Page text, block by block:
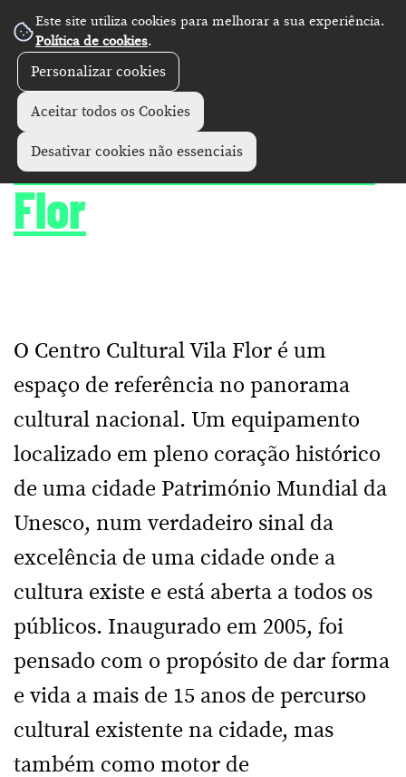
Este site utiliza cookies para melhorar a sua experiência.
Política de cookies.
Personalizar cookies
Aceitar todos os Cookies
Desativar cookies não essenciais
Diretório Equipamentos culturais
Centro Cultural Vila
Flor
O Centro Cultural Vila Flor é um
espaço de referência no panorama
cultural nacional. Um equipamento
localizado em pleno coração histórico
de uma cidade Património Mundial da
Unesco, num verdadeiro sinal da
excelência de uma cidade onde a
cultura existe e está aberta a todos os
públicos. Inaugurado em 2005, foi
pensado com o propósito de dar forma
e vida a mais de 15 anos de percurso
cultural existente na cidade, mas
também como motor de